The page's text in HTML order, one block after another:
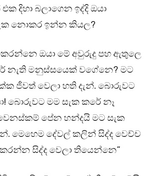
දිහා බලාගෙන ඉද්දි ඔයා
නොකර ඉන්න කියල?
ඔයා මේ අවුරුදු පහ ඇතුලෙ
නැති මනුස්සයෙක් වගේනෙ? මට
ජීවත් වෙලා හති දැන්. බොරුවට
බොරුවට මම සැක කරේ නෑ
වෙනස්කම් පේන හන්දයි මට සැක
මෙහෙම දේවල් කලින් සිද්ද වෙච්ච
සිද්ද වෙලා තියෙන්නෙ”